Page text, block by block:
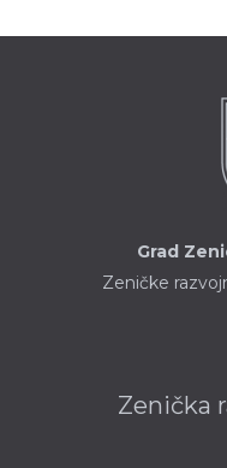
Grad
Zeničke
Zenička